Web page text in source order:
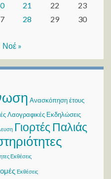
21 22
23
28 29
30
Νοέ »
Ανασκόπηση έτους
Λαογραφικές Εκδηλώσεις
Γιορτές Παλιάς
Εκθέσεις
Εκθέσεις